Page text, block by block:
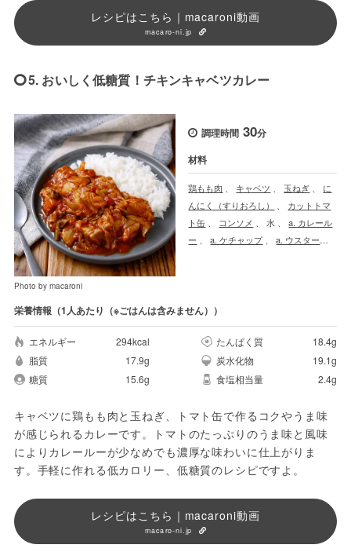
レシピはこちら｜macaroni動画
macaro-ni.jp
5. おいしく低糖質！チキンキャベツカレー
Photo by macaroni
調理時間 30分
材料
鶏もも肉 、 キャベツ 、 玉ねぎ 、 に
んにく（すりおろし）
、 カットトマ
ト缶 、 コンソメ 、水 、a. カレール
ー 、a. ケチャップ 、a. ウスターソ
栄養情報（1人あたり（※ごはんは含みません））
エネルギー 294kcal たんぱく質
18.4g
脂質
17.9g 炭水化物
19.1g
糖質
15.6g 食塩相当量 2.4g
キャベツに鶏もも肉と玉ねぎ、トマト缶で作るコクやうま味
が感じられるカレーです。トマトのたっぷりのうま味と風味
によりカレールーが少なめでも濃厚な味わいに仕上がりま
す。手軽に作れる低カロリー、低糖質のレシピですよ。
レシピはこちら｜macaroni動画
macaro-ni.jp